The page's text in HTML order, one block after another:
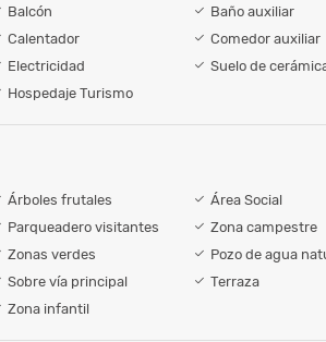
Balcón
Baño auxiliar
Calentador
Comedor auxiliar
Electricidad
Suelo de
Hospedaje Turismo
Árboles frutales
Área Social
Parqueadero visitantes
Zona campestre
Zonas verdes
Pozo de agua
Sobre vía principal
Terraza
Zona infantil